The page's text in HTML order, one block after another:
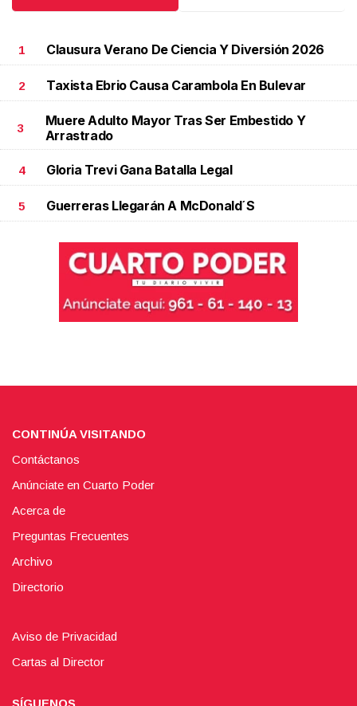
1 Clausura Verano De Ciencia Y Diversión 2026
2 Taxista Ebrio Causa Carambola En Bulevar
3
Muere Adulto Mayor Tras Ser Embestido Y
Arrastrado
4 Gloria Trevi Gana Batalla Legal
5 Guerreras Llegarán A McDonald´s
CONTINÚA VISITANDO
Contáctanos
Anúnciate en Cuarto Poder
Acerca de
Preguntas Frecuentes
Archivo
Directorio
Aviso de Privacidad
Cartas al Director
SÍGUENOS